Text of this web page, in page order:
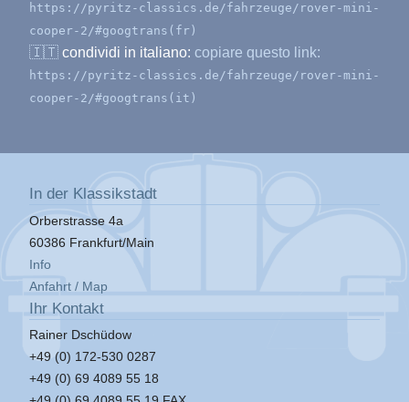
https://pyritz-classics.de/fahrzeuge/rover-mini-
cooper-2/#googtrans(fr)
🇮🇹 condividi in italiano: copiare questo link:
https://pyritz-classics.de/fahrzeuge/rover-mini-
cooper-2/#googtrans(it)
In der Klassikstadt
Orberstrasse 4a
60386 Frankfurt/Main
Info
Anfahrt / Map
Ihr Kontakt
Rainer Dschüdow
+49 (0) 172-530 0287
+49 (0) 69 4089 55 18